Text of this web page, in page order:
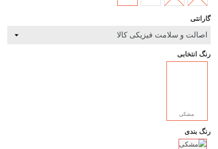
گارانتی
رنگ انتخابی
مشکی
رنگ بندی